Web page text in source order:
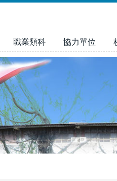
職業類科 協力單位